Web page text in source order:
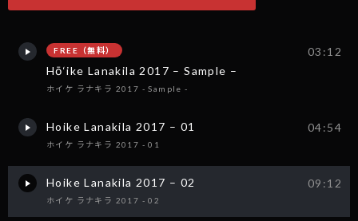
FREE（無料）
Hō‘ike Lanakila 2017 – Sample –
ホイケ ラナキラ 2017 - Sample -
03:12
Hoike Lanakila 2017 – 01
ホイケ ラナキラ 2017 - 01
04:54
Hoike Lanakila 2017 – 02
ホイケ ラナキラ 2017 - 02
09:12